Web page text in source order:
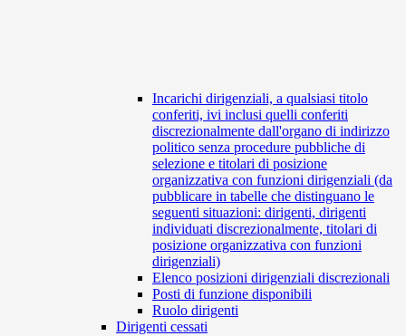
Incarichi dirigenziali, a qualsiasi titolo
conferiti, ivi inclusi quelli conferiti
discrezionalmente dall'organo di indirizzo
politico senza procedure pubbliche di
selezione e titolari di posizione
organizzativa con funzioni dirigenziali (da
pubblicare in tabelle che distinguano le
seguenti situazioni: dirigenti, dirigenti
individuati discrezionalmente, titolari di
posizione organizzativa con funzioni
dirigenziali)
Elenco posizioni dirigenziali discrezionali
Posti di funzione disponibili
Ruolo dirigenti
Dirigenti cessati